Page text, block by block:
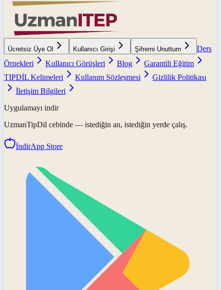
Ücretsiz Üye Ol Kullanıcı Girişi Şifremi Unuttum
Ders
Örnekleri
Kullanıcı Görüşleri Blog
Garantili Eğitim
TIPDİL Kelimeleri
Kullanım Sözleşmesi
Gizlilik Politikası
İletişim Bilgileri
Uygulamayı indir
UzmanTipDil cebinde — istediğin an, istediğin yerde çalış.
İndirApp Store